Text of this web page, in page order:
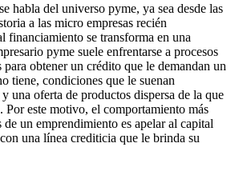
habla del universo pyme, ya sea desde las
a las micro empresas recién
financiamiento se transforma en una
pyme suele enfrentarse a procesos
obtener un crédito que le demandan un
tiene, condiciones que le suenan
una oferta de productos dispersa de la que
Por este motivo, el comportamiento más
un emprendimiento es apelar al capital
una línea crediticia que le brinda su